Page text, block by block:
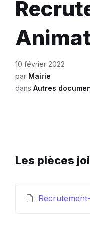
10 février 2022
par Mairie
dans Autres
Les pièces